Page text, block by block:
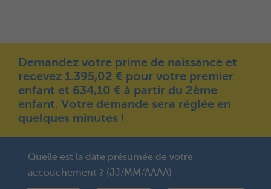
Demandez votre prime de naissance et
recevez 1.395,02 € pour votre premier
enfant et 634,10 € à partir du 2ème
enfant. Votre demande sera réglée en
quelques minutes !
Quelle est la date présumée de votre
accouchement ? (JJ/MM/AAAA)